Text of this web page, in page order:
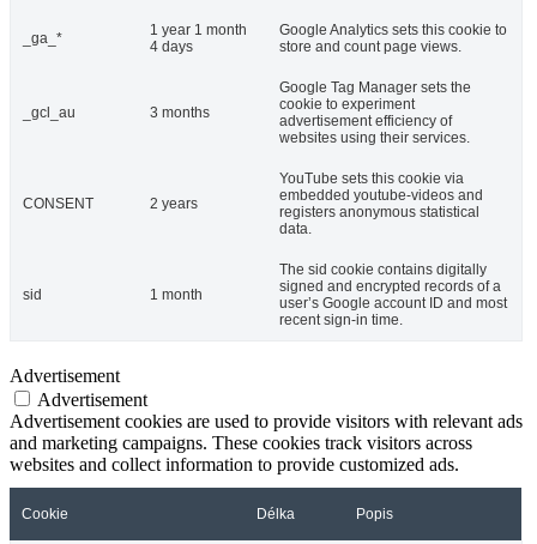
_ga_*
1 year 1 month
4 days
Google Analytics sets this cookie to
store and count page views.
_gcl_au 3 months
Google Tag Manager sets the
cookie to experiment
advertisement efficiency of
websites using their services.
CONSENT 2 years
YouTube sets this cookie via
embedded youtube-videos and
registers anonymous statistical
data.
sid 1 month
The sid cookie contains digitally
signed and encrypted records of a
user’s Google account ID and most
recent sign-in time.
Advertisement
Advertisement
Advertisement cookies are used to provide visitors with relevant ads
and marketing campaigns. These cookies track visitors across
websites and collect information to provide customized ads.
Cookie Délka Popis